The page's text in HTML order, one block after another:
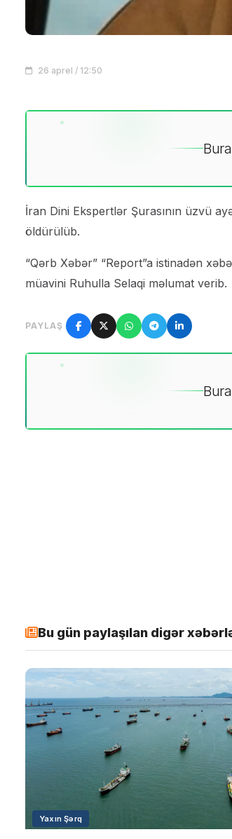
26 aprel / 12:50
İran Dini Ekspertlər Şurasının üzvü
öldürülüb.
“Qərb Xəbər” “Report”a istinadən
müavini Ruhulla Selaqi məlumat verib.
PAYLAŞ
Bu gün paylaşılan digər
Yaxın Şərq